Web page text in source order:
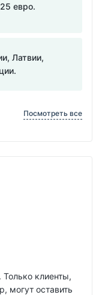
евро.
Латвии,
Посмотреть все
Только клиенты,
могут оставить